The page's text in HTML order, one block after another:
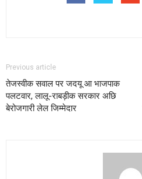
Previous article
तेजस्वीक सवाल पर जदयू आ भाजपाक
पलटवार, लालू-राबड़ीक सरकार अछि
बेरोजगारी लेल जिम्मेदार